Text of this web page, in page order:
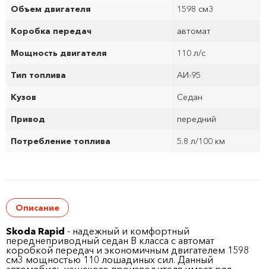
Объем двигателя 1598 см3
Коробка передач автомат
Мощность двигателя 110 л/с
Тип топлива АИ-95
Кузов Седан
Привод передний
Потребление топлива 5.8 л/100 км
Описание
Skoda Rapid - надежный и комфортный
переднеприводный седан B класса с автомат
коробкой передач и экономичным двигателем 1598
см3 мощностью 110 лошадиных сил. Данный